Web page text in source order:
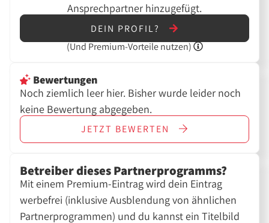
Ansprechpartner hinzugefügt.
DEIN PROFIL?
(Und Premium-Vorteile nutzen)
Bewertungen
Noch ziemlich leer hier. Bisher wurde leider noch
keine Bewertung abgegeben.
JETZT BEWERTEN
Betreiber dieses Partnerprogramms?
Mit einem Premium-Eintrag wird dein Eintrag
werbefrei (inklusive Ausblendung von ähnlichen
Partnerprogrammen) und du kannst ein Titelbild